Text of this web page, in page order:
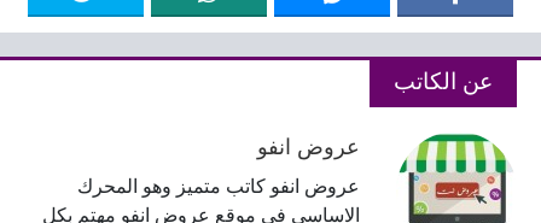
عن الكاتب
عروض انفو
عروض انفو كاتب متميز وهو المحرك
الاساسى فى موقع عروض انفو مهتم بكل